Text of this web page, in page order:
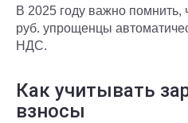
В 2025 году важно
руб. упрощенцы
НДС.
Как учитывать
взносы